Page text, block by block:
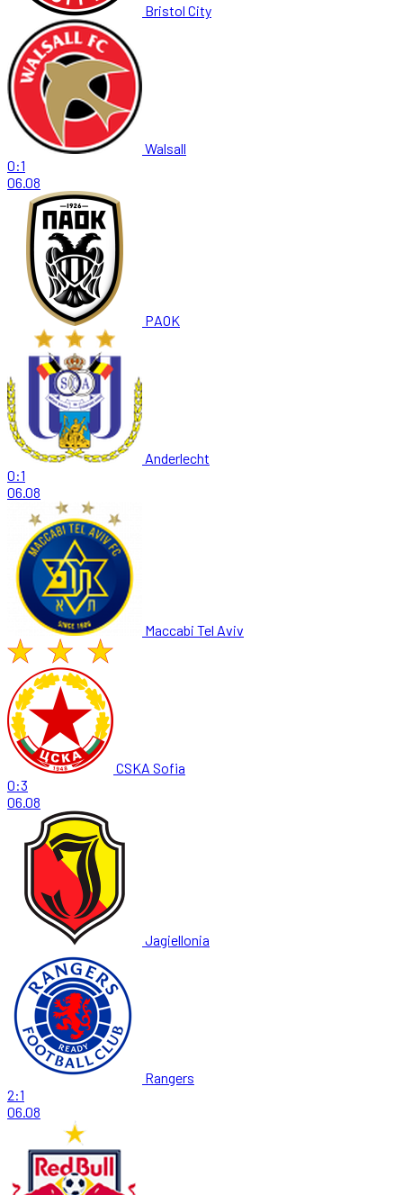
Bristol City
Walsall
0:1
06.08
PAOK
Anderlecht
0:1
06.08
Maccabi Tel Aviv
CSKA Sofia
0:3
06.08
Jagiellonia
Rangers
2:1
06.08